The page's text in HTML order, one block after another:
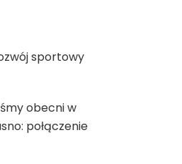
sportowy
obecni w
połączenie